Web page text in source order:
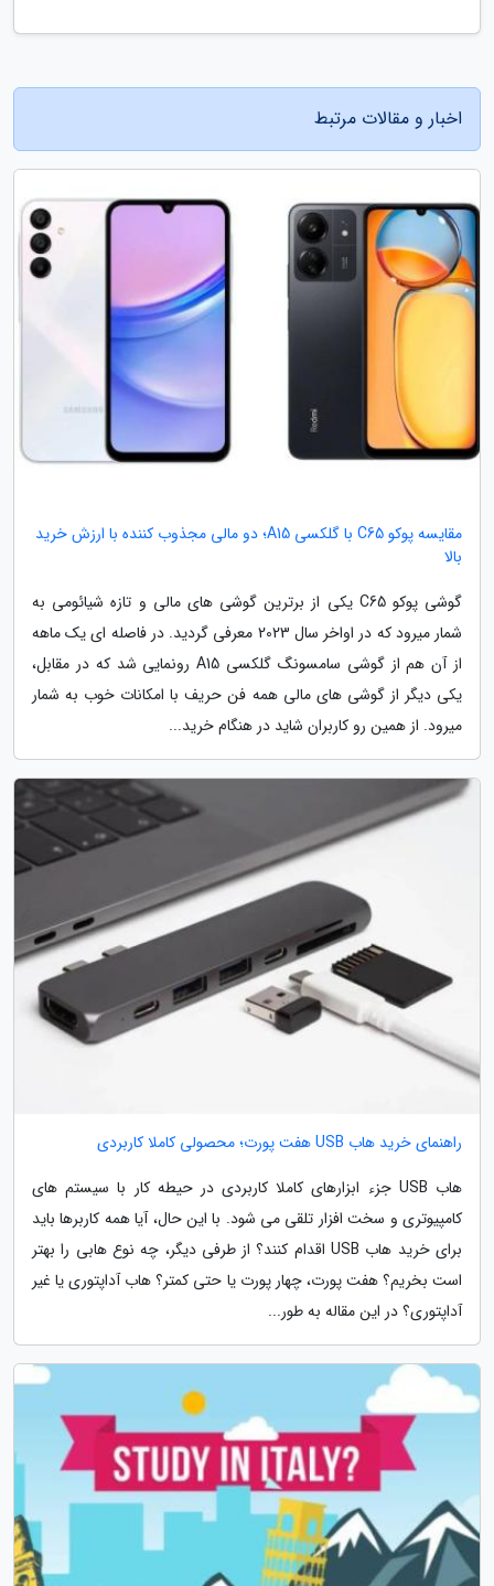
اخبار و مقالات مرتبط
مقایسه پوکو C65 با گلکسی A15؛ دو مالی مجذوب کننده با ارزش خرید
بالا
گوشی پوکو C65 یکی از برترین گوشی های مالی و تازه شیائومی به
شمار میرود که در اواخر سال 2023 معرفی گردید. در فاصله ای یک ماهه
از آن هم از گوشی سامسونگ گلکسی A15 رونمایی شد که در مقابل،
یکی دیگر از گوشی های مالی همه فن حریف با امکانات خوب به شمار
میرود. از همین رو کاربران شاید در هنگام خرید...
راهنمای خرید هاب USB هفت پورت؛ محصولی کاملا کاربردی
هاب USB جزء ابزارهای کاملا کاربردی در حیطه کار با سیستم های
کامپیوتری و سخت افزار تلقی می شود. با این حال، آیا همه کاربرها باید
برای خرید هاب USB اقدام کنند؟ از طرفی دیگر، چه نوع هابی را بهتر
است بخریم؟ هفت پورت، چهار پورت یا حتی کمتر؟ هاب آداپتوری یا غیر
آداپتوری؟ در این مقاله به طور...